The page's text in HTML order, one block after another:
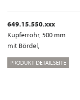
649.15.550.xxx
Kupferrohr, 500 mm
mit Bördel,
PRODUKT-DETAILSEITE